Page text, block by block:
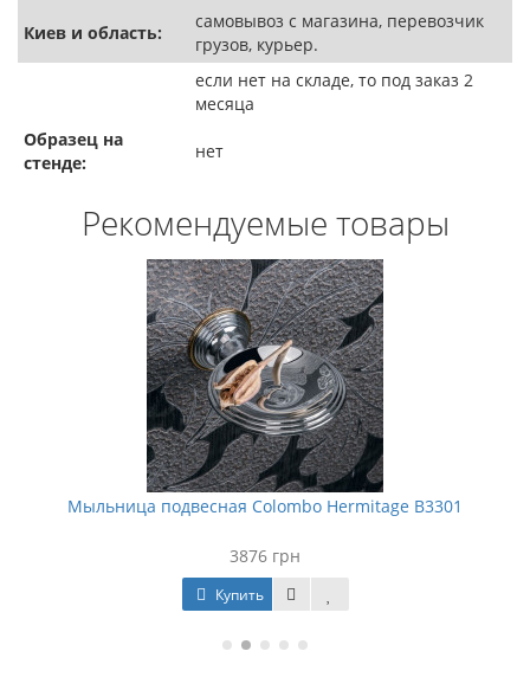
Киев и область:
самовывоз с магазина, перевозчик
грузов, курьер.
если нет на складе, то под заказ 2
месяца
Образец на
стенде:
нет
Рекомендуемые товары
Мыльница подвесная Colombo Hermitage B3301
3876 грн
Купить